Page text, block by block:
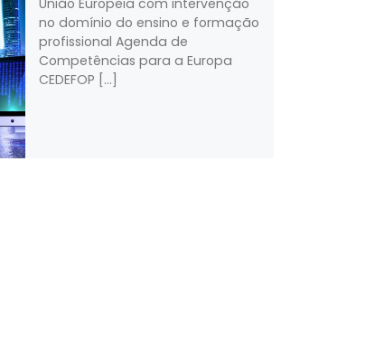
União Europeia com intervenção
no domínio do ensino e formação
profissional Agenda de
Competências para a Europa
CEDEFOP […]